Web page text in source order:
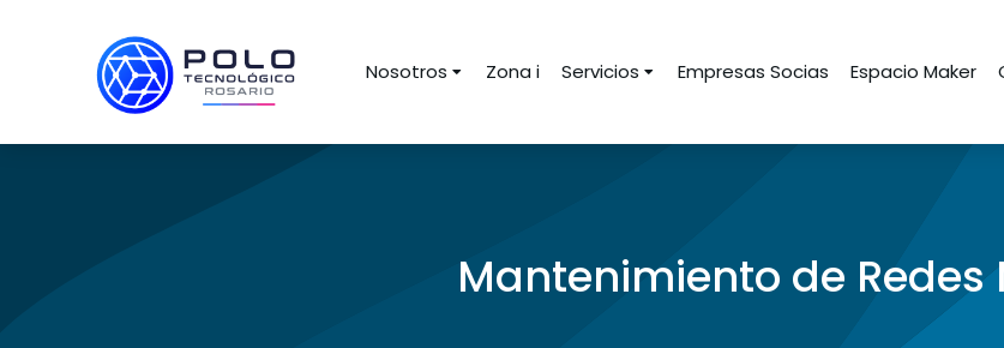
Nosotros Zona i Servicios Empresas Socias Espacio Maker
Mantenimiento de Redes